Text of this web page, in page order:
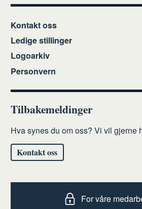
Kontakt oss
Ledige stillinger
Logoarkiv
Personvern
Tilbakemeldinger
Hva synes du om oss? Vi vil gjerne
Kontakt oss
For våre